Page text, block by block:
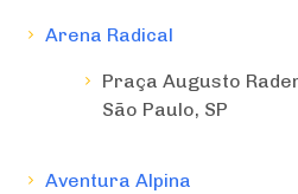
Arena Radical
Praça Augusto
São Paulo, SP
Aventura Alpina